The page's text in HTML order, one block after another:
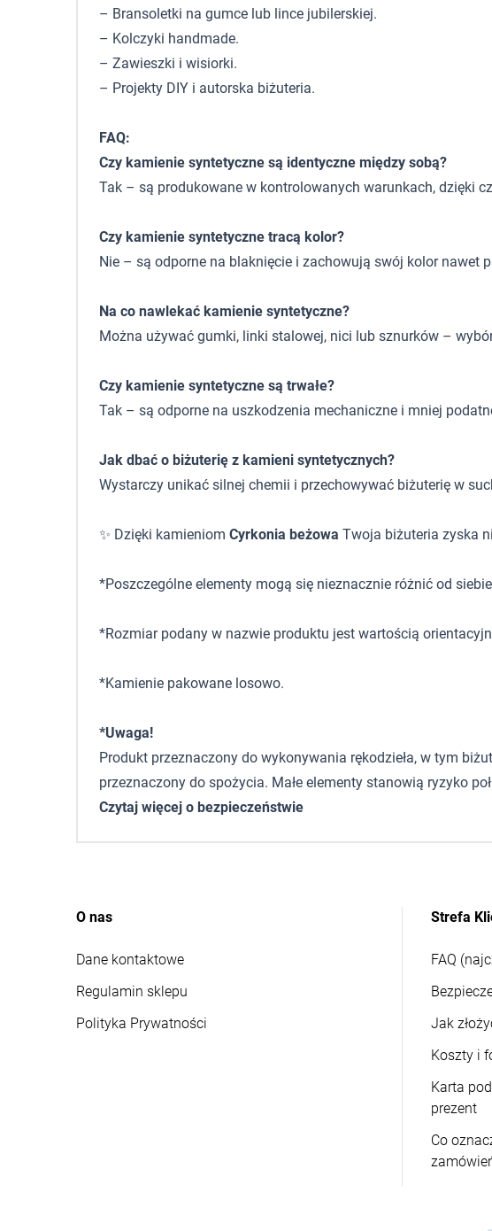
– Bransoletki na gumce lub lince jubilerskiej.
– Kolczyki handmade.
– Zawieszki i wisiorki.
– Projekty DIY i autorska biżuteria.
FAQ:
Czy kamienie syntetyczne są identyczne między sobą?
Tak – są produkowane w kontrolowanych warunkach, dzięki
Czy kamienie syntetyczne tracą kolor?
Nie – są odporne na blaknięcie i zachowują swój kolor nawet
Na co nawlekać kamienie syntetyczne?
Można używać gumki, linki stalowej, nici lub sznurków –
Czy kamienie syntetyczne są trwałe?
Tak – są odporne na uszkodzenia mechaniczne i mniej
Jak dbać o biżuterię z kamieni syntetycznych?
Wystarczy unikać silnej chemii i przechowywać biżuterię w
✨ Dzięki kamieniom Cyrkonia beżowa Twoja biżuteria zyska
*Poszczególne elementy mogą się nieznacznie różnić od
*Rozmiar podany w nazwie produktu jest wartością
*Kamienie pakowane losowo.
*Uwaga!
Produkt przeznaczony do wykonywania rękodzieła, w tym
przeznaczony do spożycia. Małe elementy stanowią ryzyko
Czytaj więcej o bezpieczeństwie
O nas
Dane kontaktowe
Regulamin sklepu
Polityka Prywatności
Strefa
FAQ
Jak
Koszty i
Karta
prezent
Co